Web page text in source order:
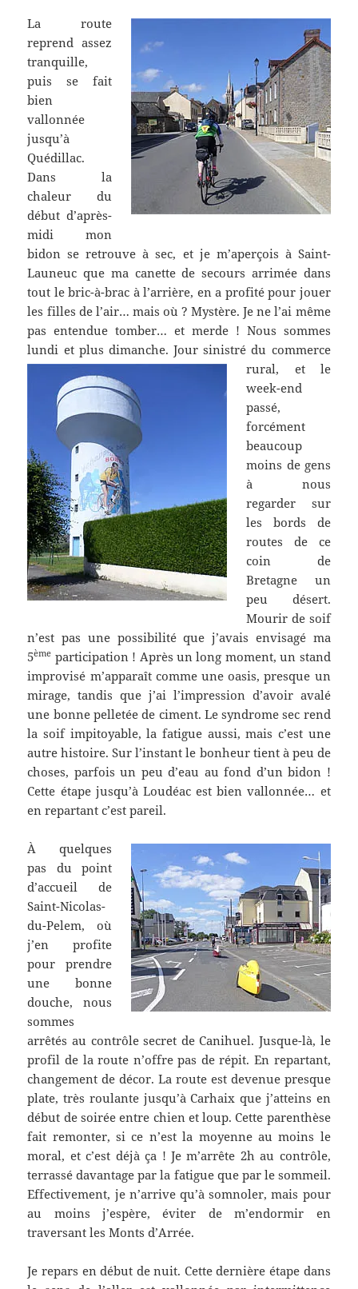
La route
reprend assez
tranquille,
puis se fait
bien
vallonnée
jusqu’à
Quédillac.
Dans la
chaleur du
début d’après-
midi mon
bidon se retrouve à sec, et je m’aperçois à Saint-
Launeuc que ma canette de secours arrimée dans
tout le bric-à-brac à l’arrière, en a profité pour jouer
les filles de l’air… mais où ? Mystère. Je ne l’ai même
pas entendue tomber… et merde ! Nous sommes
lundi et plus dimanche.Jour sinistré du commerce
rural, et le
week-end
passé,
forcément
beaucoup
moins de gens
à nous
regarder sur
les bords de
routes de ce
coin de
Bretagne un
peu désert.
Mourir de soif
n’est pas une possibilité que j’avais envisagé ma
5ème participation ! Après un long moment, un stand
improvisé m’apparaît comme une oasis, presque un
mirage, tandis que j’ai l’impression d’avoir avalé
une bonne pelletée de ciment. Le syndrome sec rend
la soif impitoyable, la fatigue aussi, mais c’est une
autre histoire. Sur l’instant le bonheur tient à peu de
choses, parfois un peu d’eau au fond d’un bidon !
Cette étape jusqu’à Loudéac est bien vallonnée… et
en repartant c’est pareil.
À quelques
pas du point
d’accueil de
Saint-Nicolas-
du-Pelem, où
j’en profite
pour prendre
une bonne
douche, nous
sommes
arrêtés au contrôle secret de Canihuel. Jusque-là, le
profil de la route n’offre pas de répit. En repartant,
changement de décor. La route est devenue presque
plate, très roulante jusqu’à Carhaix que j’atteins en
début de soirée entre chien et loup. Cette parenthèse
fait remonter, si ce n’est la moyenne au moins le
moral, et c’est déjà ça ! Je m’arrête 2h au contrôle,
terrassé davantage par la fatigue que par le sommeil.
Effectivement, je n’arrive qu’à somnoler, mais pour
au moins j’espère, éviter de m’endormir en
traversant les Monts d’Arrée.
Je repars en début de nuit. Cette dernière étape dans